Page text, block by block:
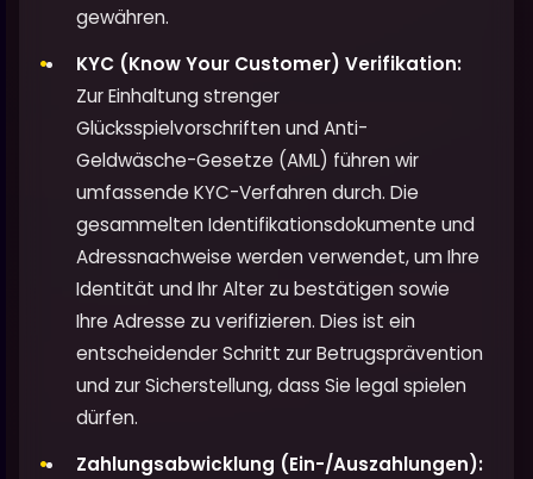
gewähren.
KYC (Know Your Customer) Verifikation:
Zur Einhaltung strenger
Glücksspielvorschriften und Anti-
Geldwäsche-Gesetze (AML) führen wir
umfassende KYC-Verfahren durch. Die
gesammelten Identifikationsdokumente und
Adressnachweise werden verwendet, um Ihre
Identität und Ihr Alter zu bestätigen sowie
Ihre Adresse zu verifizieren. Dies ist ein
entscheidender Schritt zur Betrugsprävention
und zur Sicherstellung, dass Sie legal spielen
dürfen.
Zahlungsabwicklung (Ein-/Auszahlungen):